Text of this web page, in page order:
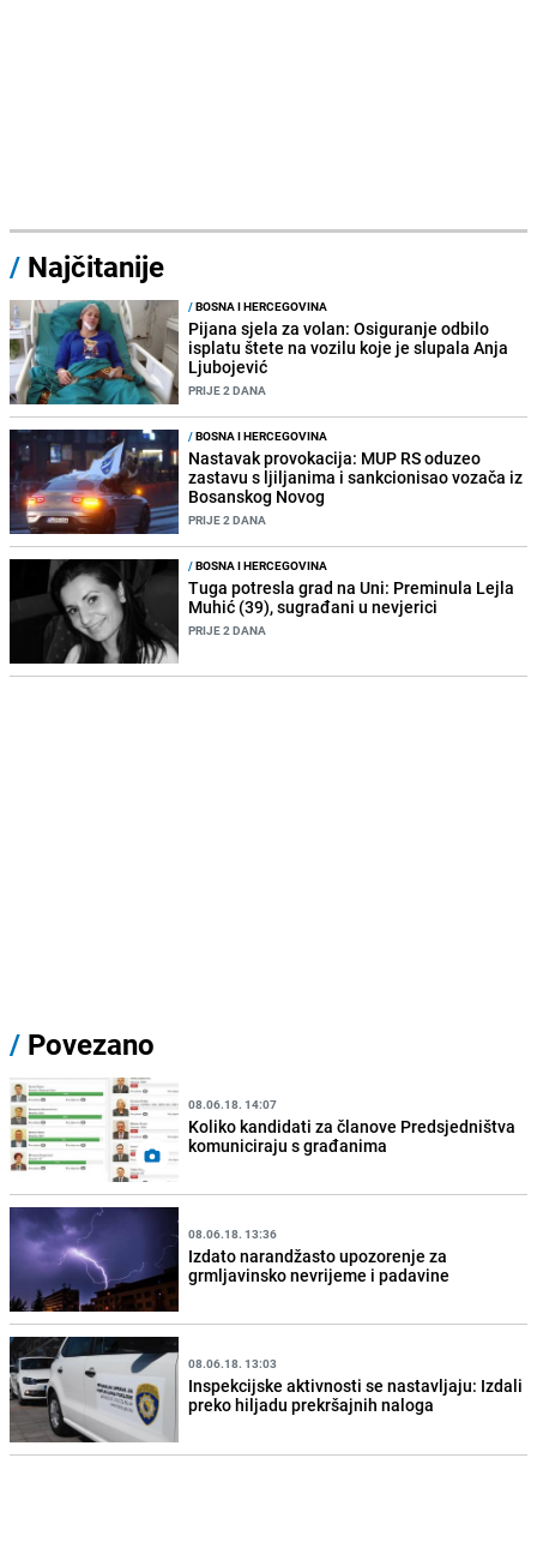
/ Najčitanije
/BOSNA I HERCEGOVINA
Pijana sjela za volan: Osiguranje odbilo
isplatu štete na vozilu koje je slupala Anja
Ljubojević
PRIJE 2 DANA
/BOSNA I HERCEGOVINA
Nastavak provokacija: MUP RS oduzeo
zastavu s ljiljanima i sankcionisao vozača iz
Bosanskog Novog
PRIJE 2 DANA
/BOSNA I HERCEGOVINA
Tuga potresla grad na Uni: Preminula Lejla
Muhić (39), sugrađani u nevjerici
PRIJE 2 DANA
/ Povezano
08.06.18. 14:07
Koliko kandidati za članove Predsjedništva
komuniciraju s građanima
08.06.18. 13:36
Izdato narandžasto upozorenje za
grmljavinsko nevrijeme i padavine
08.06.18. 13:03
Inspekcijske aktivnosti se nastavljaju: Izdali
preko hiljadu prekršajnih naloga